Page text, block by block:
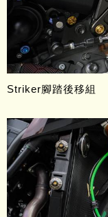
Striker腳踏後移組